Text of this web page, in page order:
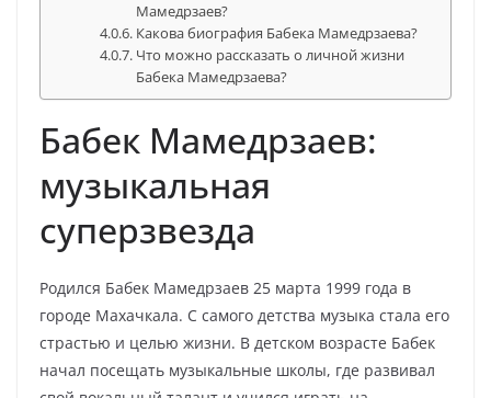
Мамедрзаев?
Какова биография Бабека Мамедрзаева?
Что можно рассказать о личной жизни
Бабека Мамедрзаева?
Бабек Мамедрзаев:
музыкальная
суперзвезда
Родился Бабек Мамедрзаев 25 марта 1999 года в
городе Махачкала. С самого детства музыка стала его
страстью и целью жизни. В детском возрасте Бабек
начал посещать музыкальные школы, где развивал